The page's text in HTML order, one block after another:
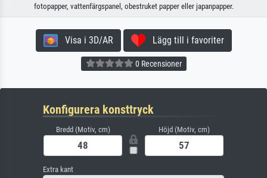
fotopapper, vattenfärgspanel, obestruket papper eller japanpapper.
Visa i 3D/AR Lägg till i favoriter
0 Recensioner
Konfigurera konsttryck
Bredd (Motiv, cm) Höjd (Motiv, cm)
Extra kant